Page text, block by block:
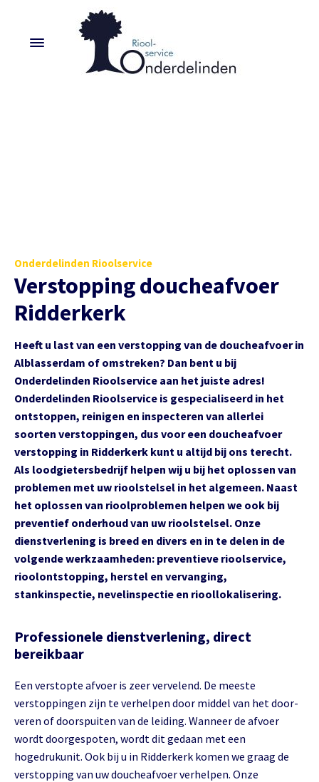
Onderdelinden Rioolservice
Verstopping doucheafvoer
Ridderkerk
Heeft u last van een verstopping van de doucheafvoer in
Alblasserdam of omstreken? Dan bent u bij
Onderdelinden Rioolservice aan het juiste adres!
Onderdelinden Rioolservice is gespecialiseerd in het
ontstoppen, reinigen en inspecteren van allerlei
soorten verstoppingen, dus voor een doucheafvoer
verstopping in Ridderkerk kunt u altijd bij ons terecht.
Als loodgietersbedrijf helpen wij u bij het oplossen van
problemen met uw rioolstelsel in het algemeen. Naast
het oplossen van rioolproblemen helpen we ook bij
preventief onderhoud van uw rioolstelsel. Onze
dienstverlening is breed en divers en in te delen in de
volgende werkzaamheden: preventieve rioolservice,
rioolontstopping, herstel en vervanging,
stankinspectie, nevelinspectie en rioollokalisering.
Professionele dienstverlening, direct
bereikbaar
Een verstopte afvoer is zeer vervelend. De meeste
verstoppingen zijn te verhelpen door middel van het door-
veren of doorspuiten van de leiding. Wanneer de afvoer
wordt doorgespoten, wordt dit gedaan met een
hogedrukunit. Ook bij u in Ridderkerk komen we graag de
verstopping van uw doucheafvoer verhelpen. Onze